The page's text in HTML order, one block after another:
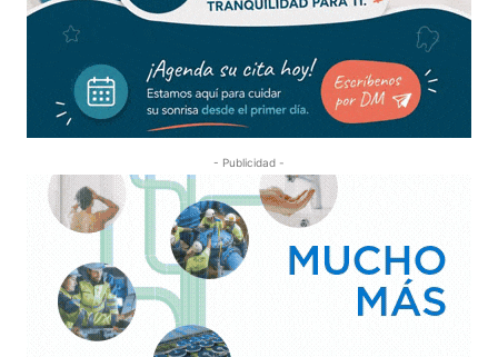
- Publicidad -